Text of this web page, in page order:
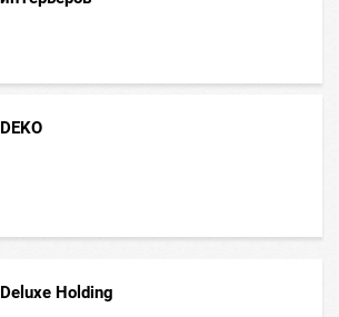
DEKO
Deluxe Holding